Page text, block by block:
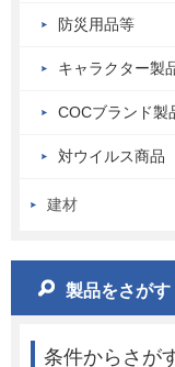
防災用品等
キャラクター製
COCブランド製
対ウイルス商品
建材
製品をさがす
条件からさが